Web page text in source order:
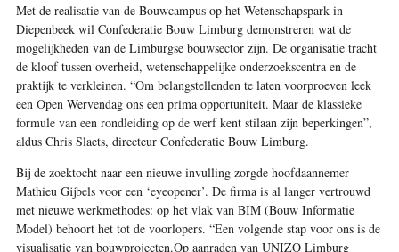
Met de realisatie van de Bouwcampus op het Wetenschapspark in
Diepenbeek wil Confederatie Bouw Limburg demonstreren wat de
mogelijkheden van de Limburgse bouwsector zijn. De organisatie tracht
de kloof tussen overheid, wetenschappelijke onderzoekscentra en de
praktijk te verkleinen. “Om belangstellenden te laten voorproeven leek
een Open Wervendag ons een prima opportuniteit. Maar de klassieke
formule van een rondleiding op de werf kent stilaan zijn beperkingen”,
aldus Chris Slaets, directeur Confederatie Bouw Limburg.
Bij de zoektocht naar een nieuwe invulling zorgde hoofdaannemer
Mathieu Gijbels voor een ‘eyeopener’. De firma is al langer vertrouwd
met nieuwe werkmethodes: op het vlak van BIM (Bouw Informatie
Model) behoort het tot de voorlopers. “Een volgende stap voor ons is de
visualisatie van bouwprojecten.Op aanraden van UNIZO Limburg